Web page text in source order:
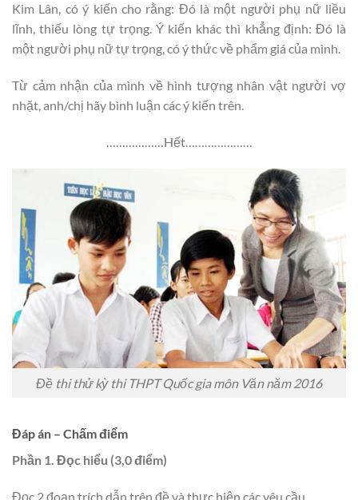
Kim Lân, có ý kiến cho rằng: Đó là một người phụ nữ liều
lĩnh, thiếu lòng tự trọng. Ý kiến khác thì khẳng định: Đó là
một người phụ nữ tự trọng, có ý thức về phẩm giá của mình.
Từ cảm nhận của mình về hình tượng nhân vật người vợ
nhặt, anh/chị hãy bình luận các ý kiến trên.
………………Hết…………………
Đề thi thử kỳ thi THPT Quốc gia môn Văn năm 2016
Đáp án – Chấm điểm
Phần 1. Đọc hiểu (3,0 điểm)
Đọc 2 đoạn trích dẫn trên đề và thực hiện các yêu cầu